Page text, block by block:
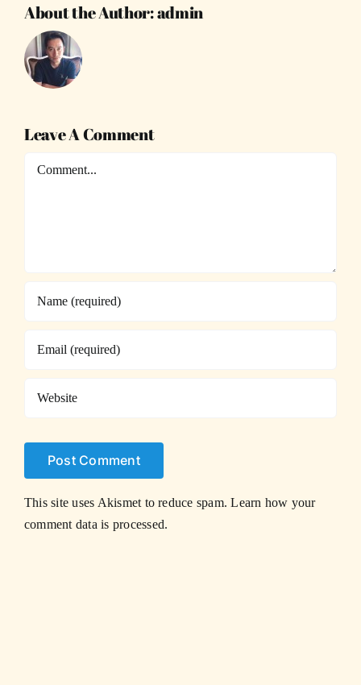
About the Author:admin
Leave A Comment
Comment
This site uses Akismet to reduce spam.Learn how your
comment data is processed.